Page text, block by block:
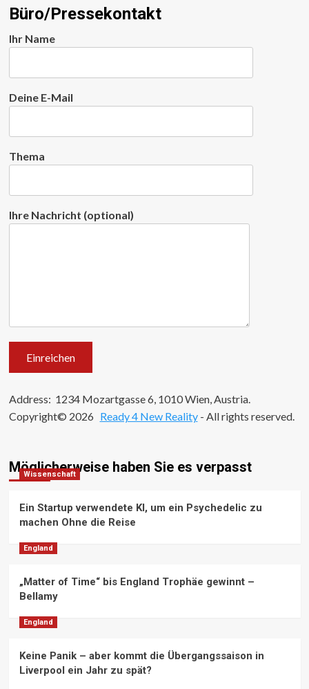
Büro/Pressekontakt
Ihr Name
Deine E-Mail
Thema
Ihre Nachricht (optional)
Address: 1234 Mozartgasse 6, 1010 Wien, Austria.
Copyright© 2026 Ready 4 New Reality- All rights reserved.
Möglicherweise haben Sie es verpasst
Wissenschaft
Ein Startup verwendete KI, um ein Psychedelic zu
machen Ohne die Reise
England
„Matter of Time“ bis England Trophäe gewinnt –
Bellamy
England
Keine Panik – aber kommt die Übergangssaison in
Liverpool ein Jahr zu spät?